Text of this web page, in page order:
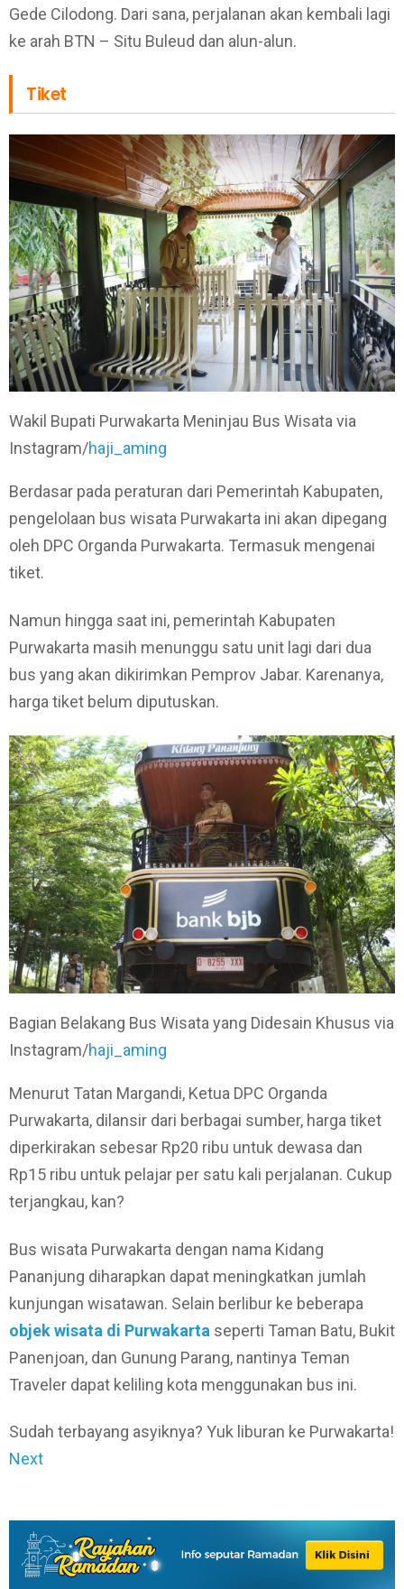
Gede Cilodong. Dari sana, perjalanan akan kembali lagi
ke arah BTN – Situ Buleud dan alun-alun.
Tiket
Wakil Bupati Purwakarta Meninjau Bus Wisata via
Instagram/haji_aming
Berdasar pada peraturan dari Pemerintah Kabupaten,
pengelolaan bus wisata Purwakarta ini akan dipegang
oleh DPC Organda Purwakarta. Termasuk mengenai
tiket.
Namun hingga saat ini, pemerintah Kabupaten
Purwakarta masih menunggu satu unit lagi dari dua
bus yang akan dikirimkan Pemprov Jabar. Karenanya,
harga tiket belum diputuskan.
Bagian Belakang Bus Wisata yang Didesain Khusus via
Instagram/haji_aming
Menurut Tatan Margandi, Ketua DPC Organda
Purwakarta, dilansir dari berbagai sumber, harga tiket
diperkirakan sebesar Rp20 ribu untuk dewasa dan
Rp15 ribu untuk pelajar per satu kali perjalanan. Cukup
terjangkau, kan?
Bus wisata Purwakarta dengan nama Kidang
Pananjung diharapkan dapat meningkatkan jumlah
kunjungan wisatawan. Selain berlibur ke beberapa
objek wisata di Purwakarta seperti Taman Batu, Bukit
Panenjoan, dan Gunung Parang, nantinya Teman
Traveler dapat keliling kota menggunakan bus ini.
Sudah terbayang asyiknya? Yuk liburan ke Purwakarta!
Next